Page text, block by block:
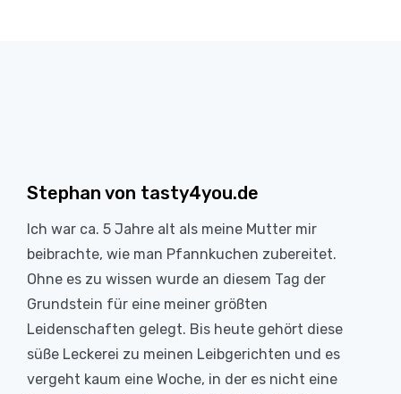
Stephan von tasty4you.de
Ich war ca. 5 Jahre alt als meine Mutter mir
beibrachte, wie man Pfannkuchen zubereitet.
Ohne es zu wissen wurde an diesem Tag der
Grundstein für eine meiner größten
Leidenschaften gelegt. Bis heute gehört diese
süße Leckerei zu meinen Leibgerichten und es
vergeht kaum eine Woche, in der es nicht eine